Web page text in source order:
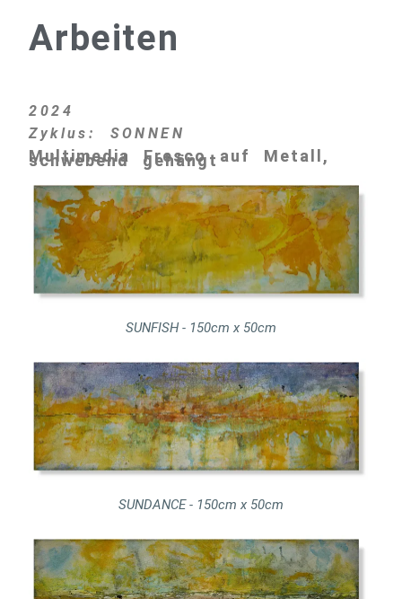
Arbeiten
2024
Zyklus: SONNEN
Multimedia Fresco auf Metall,
schwebend gehängt
SUNFISH - 150cm x 50cm
SUNDANCE - 150cm x 50cm